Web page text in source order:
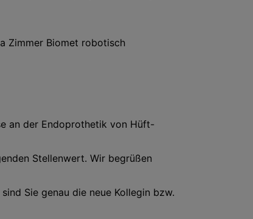
Zimmer Biomet robotisch
an der Endoprothetik von Hüft-
Stellenwert. Wir begrüßen
Sie genau die neue Kollegin bzw.